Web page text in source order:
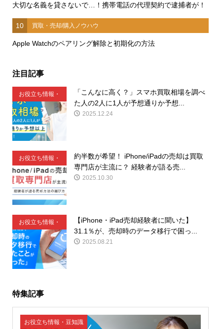
大切な名義を貸さないで…！携帯電話の代理契約で逮捕者が！
10 買取・売却/購入ノウハウ
Apple Watchのペアリング解除と初期化の方法
注目記事
お役立ち情報・
豆知識
「こんなに高く？」スマホ買取相場を調べ
た人の2人に1人が予想通りか予想...
2025.12.24
お役立ち情報・
豆知識
約半数が希望！ iPhone/iPadの売却は買取
専門店が主流に？ 経験者が語る売...
2025.10.30
お役立ち情報・
豆知識
【iPhone・iPad売却経験者に聞いた】
31.1％が、売却時のデータ移行で困っ...
2025.08.21
特集記事
お役立ち情報・豆知識